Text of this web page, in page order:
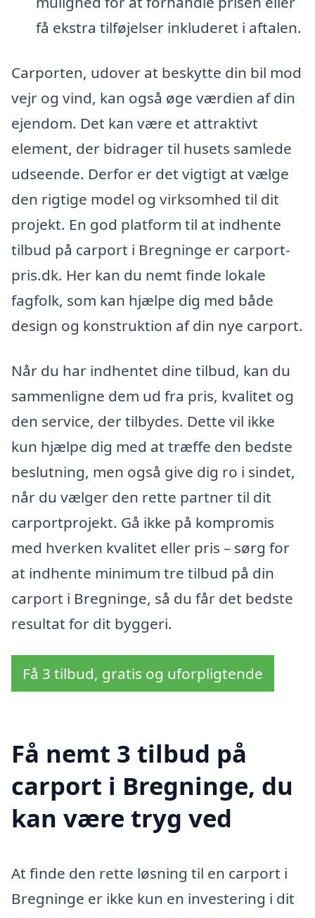
få ekstra tilføjelser inkluderet i aftalen.
Carporten, udover at beskytte din bil mod
vejr og vind, kan også øge værdien af din
ejendom. Det kan være et attraktivt
element, der bidrager til husets samlede
udseende. Derfor er det vigtigt at vælge
den rigtige model og virksomhed til dit
projekt. En god platform til at indhente
tilbud på carport i Bregninge er carport-
pris.dk. Her kan du nemt finde lokale
fagfolk, som kan hjælpe dig med både
design og konstruktion af din nye carport.
Når du har indhentet dine tilbud, kan du
sammenligne dem ud fra pris, kvalitet og
den service, der tilbydes. Dette vil ikke
kun hjælpe dig med at træffe den bedste
beslutning, men også give dig ro i sindet,
når du vælger den rette partner til dit
carportprojekt. Gå ikke på kompromis
med hverken kvalitet eller pris – sørg for
at indhente minimum tre tilbud på din
carport i Bregninge, så du får det bedste
resultat for dit byggeri.
Få 3 tilbud, gratis og uforpligtende
Få nemt 3 tilbud på
carport i Bregninge, du
kan være tryg ved
At finde den rette løsning til en carport i
Bregninge er ikke kun en investering i dit